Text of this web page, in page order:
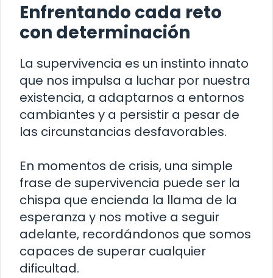
Enfrentando cada reto
con determinación
La supervivencia es un instinto innato
que nos impulsa a luchar por nuestra
existencia, a adaptarnos a entornos
cambiantes y a persistir a pesar de
las circunstancias desfavorables.
En momentos de crisis, una simple
frase de supervivencia puede ser la
chispa que encienda la llama de la
esperanza y nos motive a seguir
adelante, recordándonos que somos
capaces de superar cualquier
dificultad.